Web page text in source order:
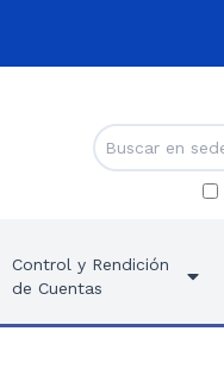
Control y Rendición
de Cuentas